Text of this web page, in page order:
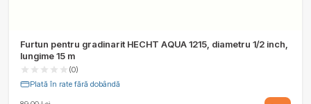
Furtun pentru gradinarit HECHT AQUA 1215, diametru 1/2 inch,
lungime 15 m
(0)
Plată în rate fără dobândă